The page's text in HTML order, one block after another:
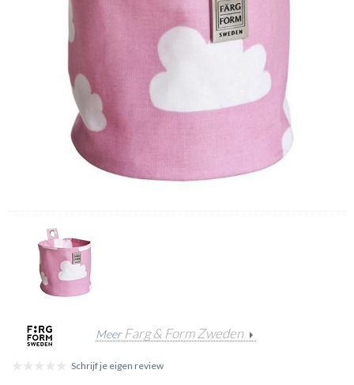
Meer Farg & Form Zweden
Schrijf je eigen review